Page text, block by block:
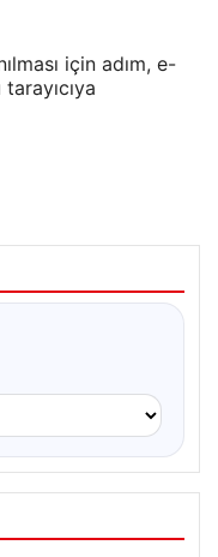
için adım, e-